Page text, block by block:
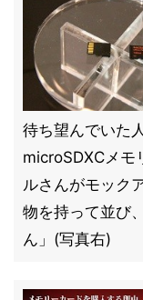
待ち望んでいた
microSDXCメモ
ルさんがモック
物を持って並び
ん」(写真右)